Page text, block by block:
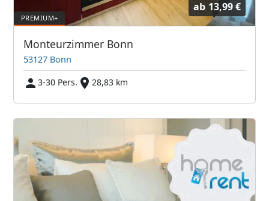
ab 13,99 €
Monteurzimmer Bonn
53127 Bonn
3-30 Pers.
28,83 km